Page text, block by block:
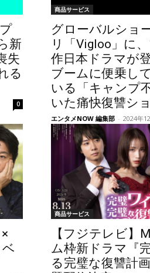
新
失
る
0
商品サービス
グローバルショ
リ「Vigloo」に
作日本ドラマが
ブームに便乗し
いる「キャンプ
いた痛快復讐シ
エンタメNOW 編集部 - 2024年
商品サービス
【フジテレビ】
ム枠新ドラマ『
る完璧な復讐計